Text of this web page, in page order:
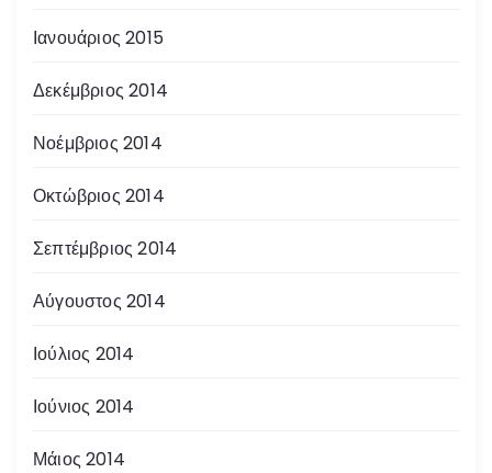
Ιανουάριος 2015
Δεκέμβριος 2014
Νοέμβριος 2014
Οκτώβριος 2014
Σεπτέμβριος 2014
Αύγουστος 2014
Ιούλιος 2014
Ιούνιος 2014
Μάιος 2014